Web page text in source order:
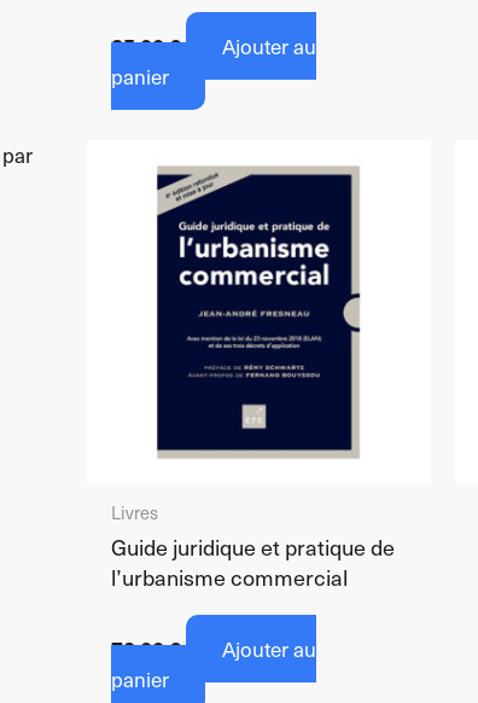
85,00€
Ajouter au
panier
Livres
Guide juridique et pratique de
l’urbanisme commercial
72,00€
Ajouter au
panier